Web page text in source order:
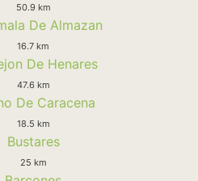
50.9 km
De Almazan
16.7 km
De Henares
47.6 km
De Caracena
18.5 km
Bustares
25 km